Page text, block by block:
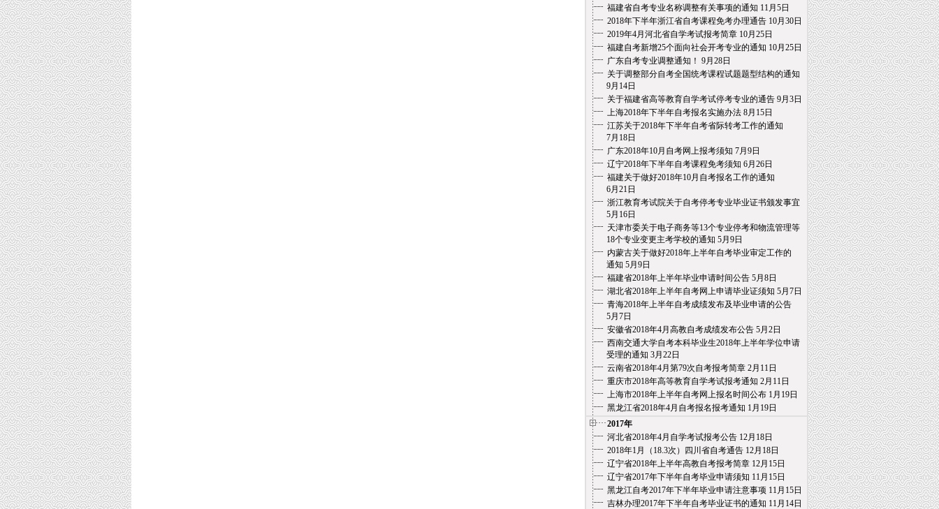
福建省自考专业名称调整有关事项的通知 11月5日
2018年下半年浙江省自考课程免考办理通告10月30日
2019年4月河北省自学考试报考简章10月25日
福建自考新增25个面向社会开考专业的通知 10月25日
广东自考专业调整通知！ 9月28日
关于调整部分自考全国统考课程试题题型结构的通知
9月14日
关于福建省高等教育自学考试停考专业的通告9月3日
上海2018年下半年自考报名实施办法8月15日
江苏关于2018年下半年自考省际转考工作的通知
7月18日
广东2018年10月自考网上报考须知 7月9日
辽宁2018年下半年自考课程免考须知 6月26日
福建关于做好2018年10月自考报名工作的通知
6月21日
浙江教育考试院关于自考停考专业毕业证书颁发事宜
5月16日
天津市委关于电子商务等13个专业停考和物流管理等
18个专业变更主考学校的通知 5月9日
内蒙古关于做好2018年上半年自考毕业审定工作的
通知 5月9日
福建省2018年上半年毕业申请时间公告5月8日
湖北省2018年上半年自考网上申请毕业证须知 5月7日
青海2018年上半年自考成绩发布及毕业申请的公告
5月7日
安徽省2018年4月高教自考成绩发布公告5月2日
西南交通大学自考本科毕业生2018年上半年学位申请
受理的通知 3月22日
云南省2018年4月第79次自考报考简章2月11日
重庆市2018年高等教育自学考试报考通知 2月11日
上海市2018年上半年自考网上报名时间公布1月19日
黑龙江省2018年4月自考报名报考通知 1月19日
2017年
河北省2018年4月自学考试报考公告12月18日
2018年1月（18.3次）四川省自考通告12月18日
辽宁省2018年上半年高教自考报考简章12月15日
辽宁省2017年下半年自考毕业申请须知 11月15日
黑龙江自考2017年下半年毕业申请注意事项11月15日
吉林办理2017年下半年自考毕业证书的通知 11月14日